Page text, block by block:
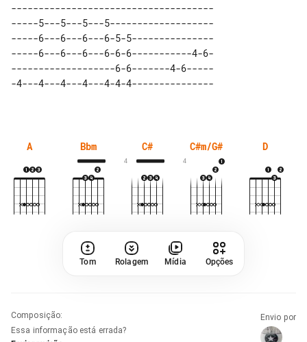
-------------------------------------
-----5---5---5---5-------------------
-----6---6---6---6-5-5---------------
-----6---6---6---6-6-6-----------4-6-
-------------------6-6-------4-6-----
A Bbm C#
4
C#m/G#
4
D
Tom Rolagem Mídia Opções
Composição:
Essa informação está errada?
Envio por